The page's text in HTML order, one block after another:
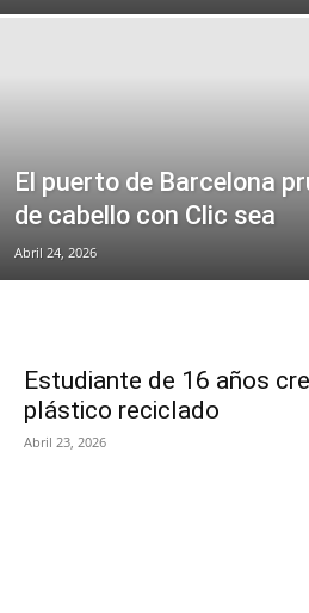
El puerto de Barcelona
de cabello con Clic sea
Abril 24, 2026
Estudiante de 16 años
plástico reciclado
Abril 23, 2026